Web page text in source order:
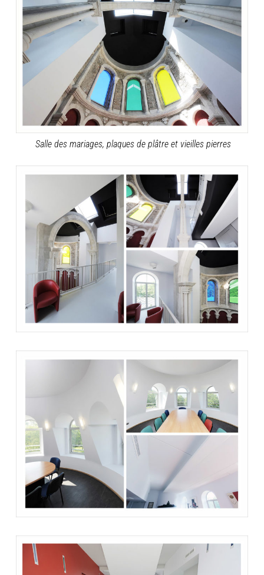
Salle des mariages, plaques de plâtre et vieilles pierres